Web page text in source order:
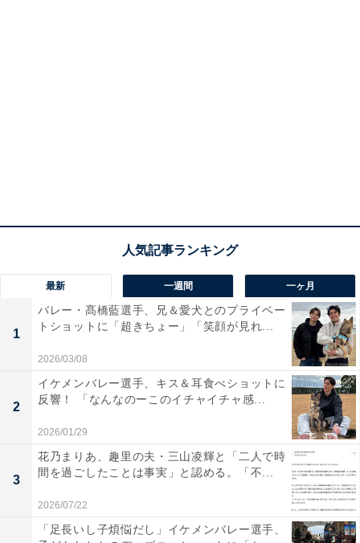
最新 一週間 一ヶ月
1
バレー・髙橋藍選手、兄＆愛犬とのプライベー
トショットに「超きちょー」「笑顔が見れ...
2026/03/08
2
イケメンバレー選手、キス＆耳食べショットに
反響！ 「なんなのーこのイチャイチャ感...
2026/01/29
3
花乃まりあ、趣里の夫・三山凌輝と「二人で時
間を過ごしたことは事実」と認める。「不...
2026/07/22
「足長いし子煩悩だし」イケメンバレー選手、